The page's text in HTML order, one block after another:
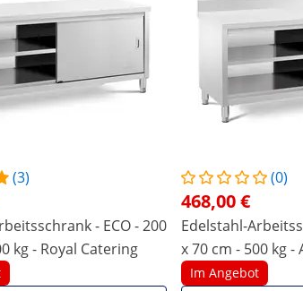
Ja
Merkmale vergleichen
(3)
- ECO - 200
kg - Royal Catering
(0)
468,00 €
Edelstahl-
x 70 cm - 500 kg -
Catering
Im Angebot
Arbeitsplatte